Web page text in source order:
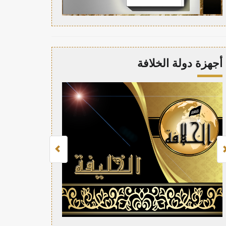
أجهزة دولة الخلافة